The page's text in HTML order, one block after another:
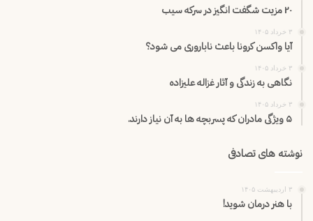
۲۰ مزیت شگفت انگیز در سرکه سیب
۳ خرداد ۱۴۰۵
آیا واکسن کرونا باعث ناباروری می شود؟
۳ خرداد ۱۴۰۵
نگاهی به زندگی و آثار غزاله علیزاده
۳ خرداد ۱۴۰۵
۵ ویژگی مادران که پسربچه ها به آن نیاز دارند.
نوشته های تصادفی
۳ اردیبهشت ۱۴۰۵
با هنر درمان شوید!